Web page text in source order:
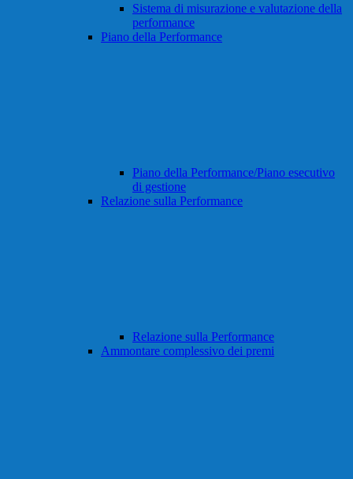
Sistema di misurazione e valutazione della
performance
Piano della Performance
Piano della Performance/Piano esecutivo
di gestione
Relazione sulla Performance
Relazione sulla Performance
Ammontare complessivo dei premi